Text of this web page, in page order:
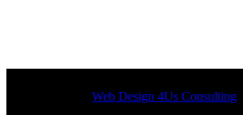
Designed byWeb Design 4Us Consulting